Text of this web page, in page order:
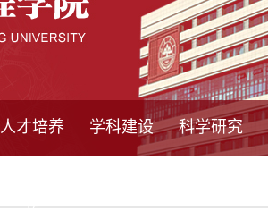
人才培养
坛
学科建设 科学研究